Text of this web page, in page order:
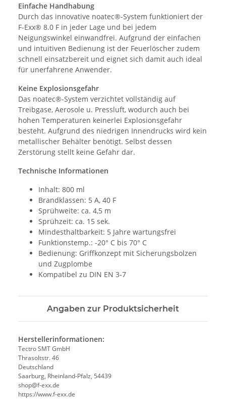
Einfache Handhabung
Durch das innovative noatec®-System funktioniert der
F-Exx® 8.0 F in jeder Lage und bei jedem
Neigungswinkel einwandfrei. Aufgrund der einfachen
und intuitiven Bedienung ist der Feuerlöscher zudem
schnell einsatzbereit und eignet sich damit auch ideal
für unerfahrene Anwender.
Keine Explosionsgefahr
Das noatec®-System verzichtet vollständig auf
Treibgase, Aerosole u. Pressluft, wodurch auch bei
hohen Temperaturen keinerlei Explosionsgefahr
besteht. Aufgrund des niedrigen Innendrucks wird kein
metallischer Behälter benötigt. Selbst dessen
Zerstörung stellt keine Gefahr dar.
Technische Informationen
Inhalt: 800 ml
Brandklassen: 5 A, 40 F
Sprühweite: ca. 4,5 m
Sprühzeit: ca. 15 sek.
Mindesthaltbarkeit: 5 Jahre wartungsfrei
Funktionstemp.: -20° C bis 70° C
Bedienung: Griffkonzept mit Sicherungsbolzen
und Zugplombe
Kompatibel zu DIN EN 3-7
Angaben zur Produktsicherheit
Herstellerinformationen:
Tectro SMT GmbH
Thrasoltstr. 46
Deutschland
Saarburg, Rheinland-Pfalz, 54439
shop@f-exx.de
https://www.f-exx.de